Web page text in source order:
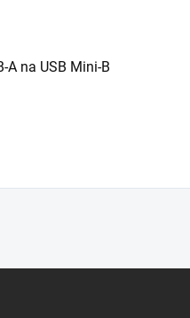
A na USB Mini-B